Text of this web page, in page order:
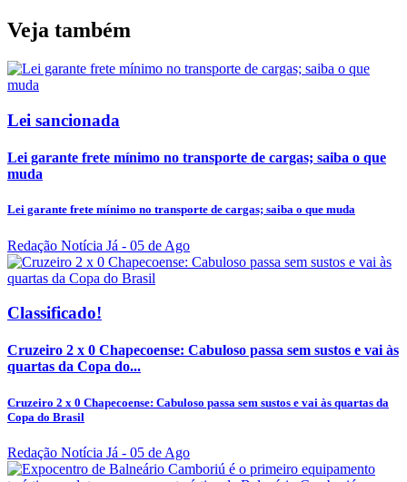
Veja também
Lei sancionada
Lei garante frete mínimo no transporte de cargas; saiba o que
muda
Lei garante frete mínimo no transporte de cargas; saiba o que muda
Redação Notícia Já - 05 de Ago
Classificado!
Cruzeiro 2 x 0 Chapecoense: Cabuloso passa sem sustos e vai às
quartas da Copa do...
Cruzeiro 2 x 0 Chapecoense: Cabuloso passa sem sustos e vai às quartas da
Copa do Brasil
Redação Notícia Já - 05 de Ago